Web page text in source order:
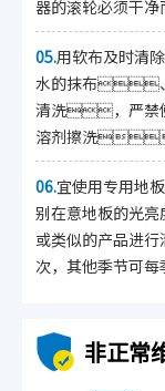
器的滚轮必须干净
05.用软布及时清
水的抹布、
清洗，严禁
溶剂擦洗
06.宜使用专用地
别在意地板的光
或类似的产品进
次，其他季节可
非正常